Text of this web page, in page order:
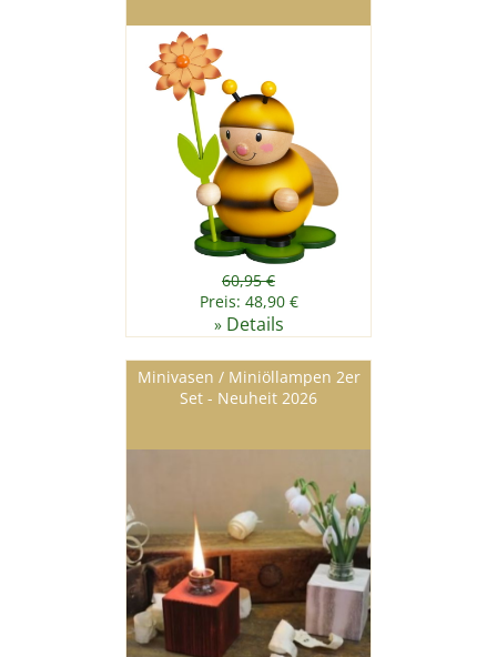
60,95 €
Preis: 48,90 €
» Details
Minivasen / Miniöllampen 2er
Set - Neuheit 2026